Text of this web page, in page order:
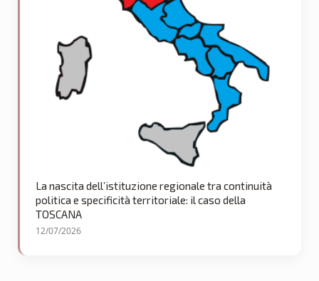
La nascita dell’istituzione regionale tra continuità
politica e specificità territoriale: il caso della
TOSCANA
12/07/2026